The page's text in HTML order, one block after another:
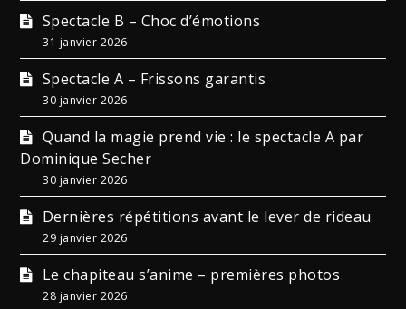
Spectacle B – Choc d’émotions
31 janvier 2026
Spectacle A – Frissons garantis
30 janvier 2026
Quand la magie prend vie : le spectacle A par
Dominique Secher
30 janvier 2026
Dernières répétitions avant le lever de rideau
29 janvier 2026
Le chapiteau s’anime – premières photos
28 janvier 2026